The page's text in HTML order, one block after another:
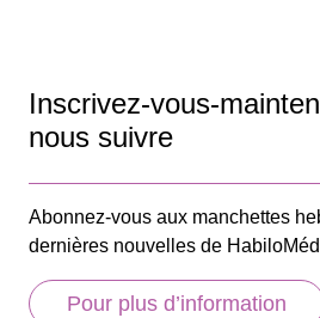
Inscrivez-vous-
nous suivre
Abonnez-vous aux manchettes
dernières nouvelles de
Pour plus d’information